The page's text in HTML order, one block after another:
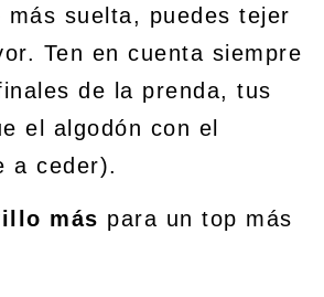
más suelta, puedes tejer
Ten en cuenta siempre
de la prenda, tus
el algodón con el
a ceder).
más para un top más